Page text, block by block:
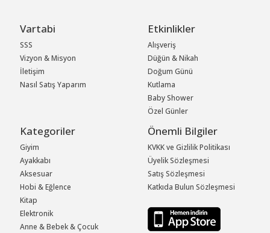
Vartabi
SSS
Vizyon & Misyon
İletişim
Nasıl Satış Yaparım
Etkinlikler
Alışveriş
Düğün & Nikah
Doğum Günü
Kutlama
Baby Shower
Özel Günler
Kategoriler
Giyim
Ayakkabı
Aksesuar
Hobi & Eğlence
Kitap
Elektronik
Anne & Bebek & Çocuk
Önemli Bilgiler
KVKK ve Gizlilik Politikası
Üyelik Sözleşmesi
Satış Sözleşmesi
Katkıda Bulun Sözleşmesi